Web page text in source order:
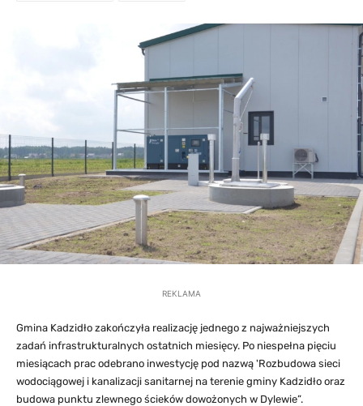
REKLAMA
Gmina Kadzidło zakończyła realizację jednego z najważniejszych
zadań infrastrukturalnych ostatnich miesięcy. Po niespełna pięciu
miesiącach prac odebrano inwestycję pod nazwą 'Rozbudowa sieci
wodociągowej i kanalizacji sanitarnej na terenie gminy Kadzidło oraz
budowa punktu zlewnego ścieków dowożonych w Dylewie”.